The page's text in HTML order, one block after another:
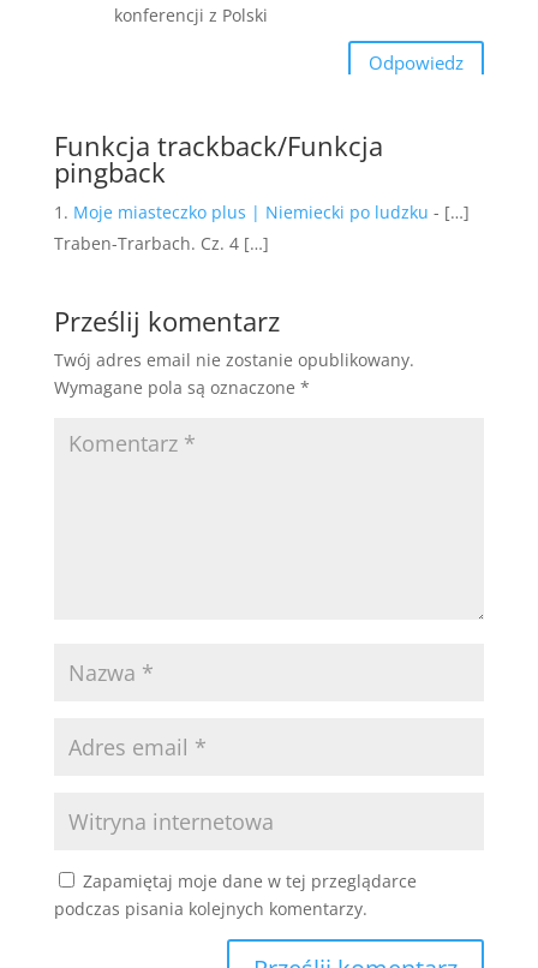
konferencji z Polski
Odpowiedz
Funkcja trackback/Funkcja
pingback
Moje miasteczko plus | Niemiecki po ludzku - […]
Traben-Trarbach. Cz. 4 […]
Prześlij komentarz
Twój adres email nie zostanie opublikowany.
Wymagane pola są oznaczone *
Zapamiętaj moje dane w tej przeglądarce
podczas pisania kolejnych komentarzy.